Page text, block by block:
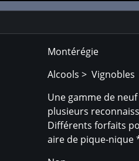
Montérégie
Alcools > Vignobles
Une gamme de
plusieurs
Différents forfaits
aire de pique-nique